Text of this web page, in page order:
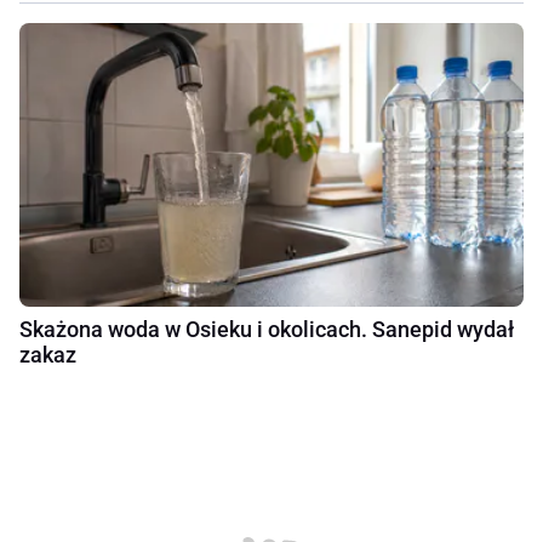
Skażona woda w Osieku i okolicach. Sanepid wydał
zakaz